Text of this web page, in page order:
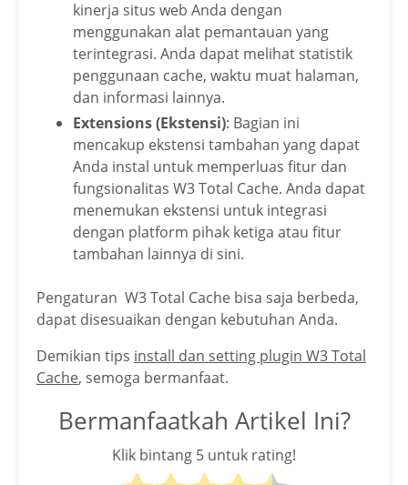
kinerja situs web Anda dengan
menggunakan alat pemantauan yang
terintegrasi. Anda dapat melihat statistik
penggunaan cache, waktu muat halaman,
dan informasi lainnya.
Extensions (Ekstensi): Bagian ini
mencakup ekstensi tambahan yang dapat
Anda instal untuk memperluas fitur dan
fungsionalitas W3 Total Cache. Anda dapat
menemukan ekstensi untuk integrasi
dengan platform pihak ketiga atau fitur
tambahan lainnya di sini.
Pengaturan W3 Total Cache bisa saja berbeda,
dapat disesuaikan dengan kebutuhan Anda.
Demikian tips install dan setting plugin W3 Total
Cache, semoga bermanfaat.
Bermanfaatkah Artikel Ini?
Klik bintang 5 untuk rating!